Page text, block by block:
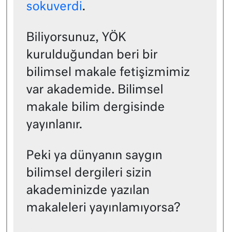
sokuverdi.
Biliyorsunuz, YÖK
kurulduğundan beri bir
bilimsel makale fetişizmimiz
var akademide. Bilimsel
makale bilim dergisinde
yayınlanır.
Peki ya dünyanın saygın
bilimsel dergileri sizin
akademinizde yazılan
makaleleri yayınlamıyorsa?